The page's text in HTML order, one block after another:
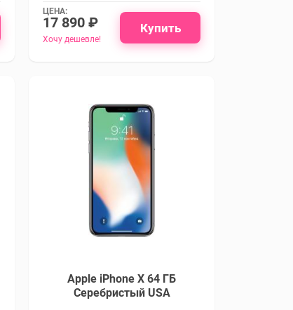
ЦЕНА:
17 890 ₽
Хочу дешевле!
Купить
Apple iPhone X 64 ГБ
Серебристый USA